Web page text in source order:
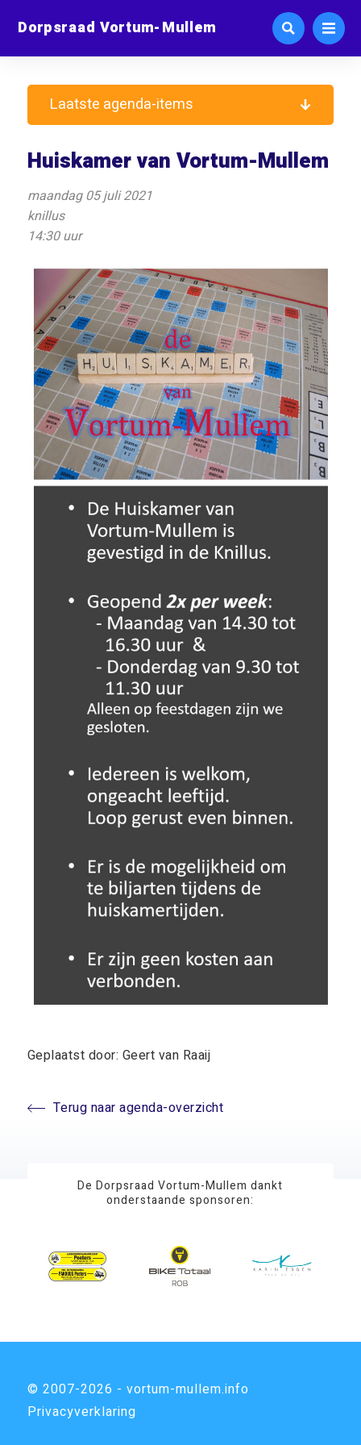
Dorpsraad Vortum-Mullem
Huiskamer van Vortum-Mullem
maandag 05 juli 2021
knillus
14:30 uur
Geplaatst door: Geert van Raaij
Terug naar agenda-overzicht
Laatste agenda-items
De Dorpsraad Vortum-Mullem dankt
onderstaande sponsoren:
© 2007-2026 - vortum-mullem.info
Privacyverklaring